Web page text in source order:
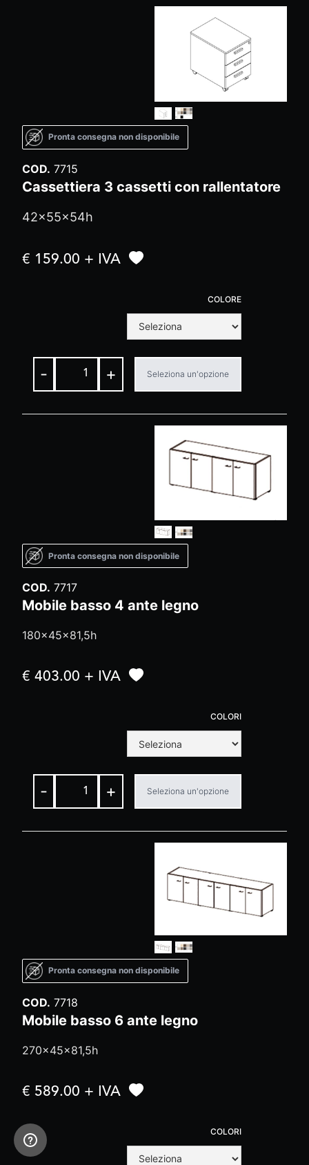
Pronta consegna non disponibile
COD. 7715
Cassettiera 3 cassetti con rallentatore
42x55x54h
€ 159.00 + IVA
COLORE
- + Seleziona un'opzione
Pronta consegna non disponibile
COD. 7717
Mobile basso 4 ante legno
180x45x81,5h
€ 403.00 + IVA
COLORI
- + Seleziona un'opzione
Pronta consegna non disponibile
COD. 7718
Mobile basso 6 ante legno
270x45x81,5h
€ 589.00 + IVA
COLORI